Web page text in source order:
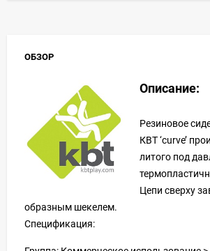
ОБЗОР
Описание:
Резиновое
КВТ ‘curve’
литого под
Цепи сверху
образным шекелем.
Спецификация: